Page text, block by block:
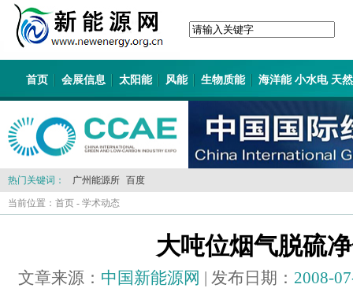
首页 会展信息 太阳能 风能 生物质能 海洋能 小水电 天
热门关键词： 广州能源所 百度
当前位置： 首页 - 学术动态
大吨位烟气脱硫
文章来源： 中国新能源网 | 发布日期： 2008-